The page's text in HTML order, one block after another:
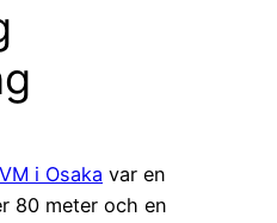
i Osaka var en
80 meter och en